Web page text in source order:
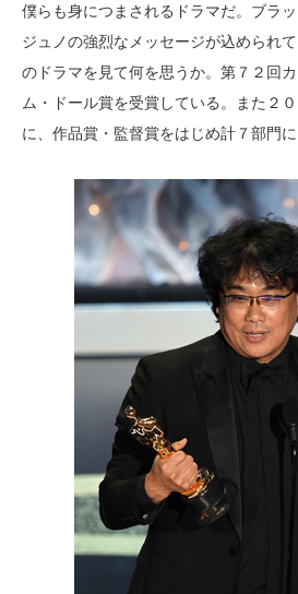
僕らも身につまされるドラマだ。ブラ
ジュノの強烈なメッセージが込められ
のドラマを見て何を思うか。第７２回
ム・ドール賞を受賞している。また２
に、作品賞・監督賞をはじめ計７部門